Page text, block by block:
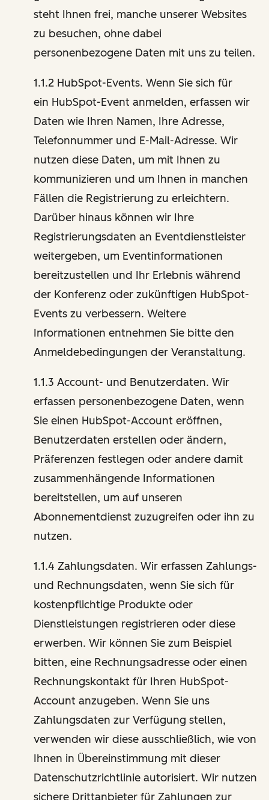
steht Ihnen frei, manche unserer Websites
zu besuchen, ohne dabei
personenbezogene Daten mit uns zu teilen.
1.1.2 HubSpot-Events. Wenn Sie sich für
ein HubSpot-Event anmelden, erfassen wir
Daten wie Ihren Namen, Ihre Adresse,
Telefonnummer und E-Mail-Adresse. Wir
nutzen diese Daten, um mit Ihnen zu
kommunizieren und um Ihnen in manchen
Fällen die Registrierung zu erleichtern.
Darüber hinaus können wir Ihre
Registrierungsdaten an Eventdienstleister
weitergeben, um Eventinformationen
bereitzustellen und Ihr Erlebnis während
der Konferenz oder zukünftigen HubSpot-
Events zu verbessern. Weitere
Informationen entnehmen Sie bitte den
Anmeldebedingungen der Veranstaltung.
1.1.3 Account- und Benutzerdaten. Wir
erfassen personenbezogene Daten, wenn
Sie einen HubSpot-Account eröffnen,
Benutzerdaten erstellen oder ändern,
Präferenzen festlegen oder andere damit
zusammenhängende Informationen
bereitstellen, um auf unseren
Abonnementdienst zuzugreifen oder ihn zu
nutzen.
1.1.4 Zahlungsdaten. Wir erfassen Zahlungs-
und Rechnungsdaten, wenn Sie sich für
kostenpflichtige Produkte oder
Dienstleistungen registrieren oder diese
erwerben. Wir können Sie zum Beispiel
bitten, eine Rechnungsadresse oder einen
Rechnungskontakt für Ihren HubSpot-
Account anzugeben. Wenn Sie uns
Zahlungsdaten zur Verfügung stellen,
verwenden wir diese ausschließlich, wie von
Ihnen in Übereinstimmung mit dieser
Datenschutzrichtlinie autorisiert. Wir nutzen
sichere Drittanbieter für Zahlungen zur